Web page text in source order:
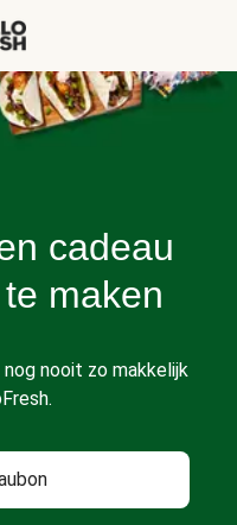
cadeau
maken
nooit zo makkelijk